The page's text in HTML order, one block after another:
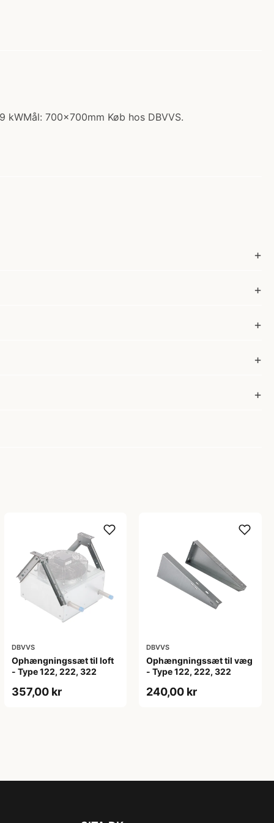
700x700mm Køb hos DBVVS.
DBVVS
Ophængningssæt til loft
- Type 122, 222, 322
357,00 kr
DBVVS
Ophængningssæt til væg
- Type 122, 222, 322
240,00 kr